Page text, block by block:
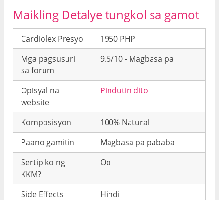
Maikling Detalye tungkol sa gamot
Cardiolex Presyo
1950 PHP
Mga pagsusuri
sa forum
9.5/10 - Magbasa pa
Opisyal na
website
Pindutin dito
Komposisyon
100% Natural
Paano gamitin
Magbasa pa pababa
Sertipiko ng
KKM?
Oo
Side Effects
Hindi